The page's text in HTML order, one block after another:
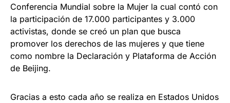
Conferencia Mundial sobre la Mujer la cual contó con
la participación de 17.000 participantes y 3.000
activistas, donde se creó un plan que busca
promover los derechos de las mujeres y que tiene
como nombre la Declaración y Plataforma de Acción
de Beijing.
Gracias a esto cada año se realiza en Estados Unidos